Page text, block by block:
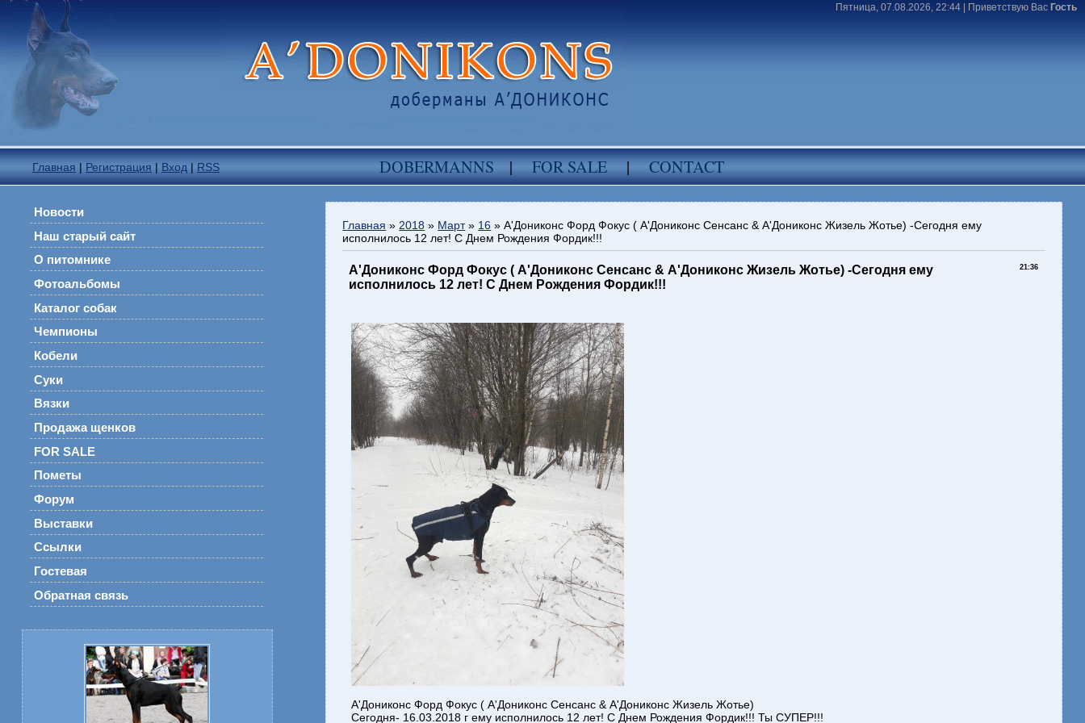
Пятница, 07.08.2026, 22:44 | Приветствую Вас Гость
Главная | Регистрация | Вход | RSS DOBERMANNS|FOR SALE|CONTACT
Новости
Наш старый сайт
О питомнике
Фотоальбомы
Каталог собак
Чемпионы
Кобели
Суки
Вязки
Продажа щенков
FOR SALE
Пометы
Форум
Выставки
Ссылки
Гостевая
Обратная связь
Главная » 2018 » Март » 16 » А'Дониконс Форд Фокус ( А'Дониконс Сенсанс & А'Дониконс Жизель Жотье) -Сегодня ему
исполнилось 12 лет! С Днем Рождения Фордик!!!
21:36
А'Дониконс Форд Фокус ( А'Дониконс Сенсанс & А'Дониконс Жизель Жотье) -Сегодня ему
исполнилось 12 лет! С Днем Рождения Фордик!!!
А'Дониконс Форд Фокус ( А'Дониконс Сенсанс & А'Дониконс Жизель Жотье)
Сегодня- 16.03.2018 г ему исполнилось 12 лет! С Днем Рождения Фордик!!! Ты СУПЕР!!!